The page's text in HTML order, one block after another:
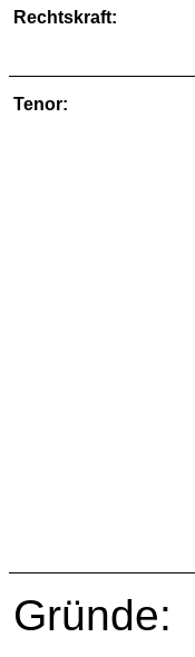
Rechtskraft:
Tenor:
Gründe: